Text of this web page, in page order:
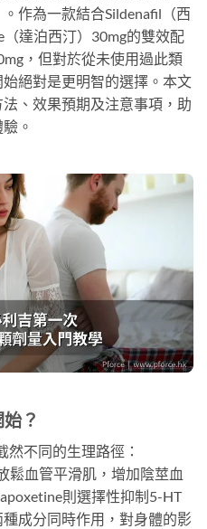
作為一款結合Sildenafil（西
達泊西汀）30mg的雙效配
，但對於從未使用過此類
絕對是更明智的選擇。本文
、效果預期及注意事項，助
。
？
然不同的生理路徑：
鬆血管平滑肌，增加陰莖血
則選擇性抑制5-HT
成分同時作用，對身體的影